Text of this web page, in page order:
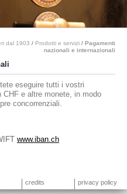
dal 1903 / Prodotti e servizi / Pagamenti
nazionali e internazionali
eseguire tutti i vostri
e altre monete, in modo
concorrenziali.
www.iban.ch
credits privacy policy